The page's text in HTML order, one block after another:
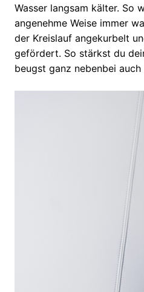
Wasser langsam kälter. So
angenehme Weise immer
der Kreislauf angekurbelt
gefördert. So stärkst du
beugst ganz nebenbei